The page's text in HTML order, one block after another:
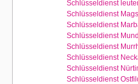
Schlüsseldienst
Schlüsseldienst
Schlüsseldienst
Schlüsseldienst
Schlüsseldienst
Schlüsseldienst
Schlüsseldienst
Schlüsseldienst